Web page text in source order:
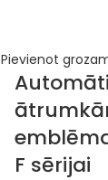
Pievienot
F sērijai